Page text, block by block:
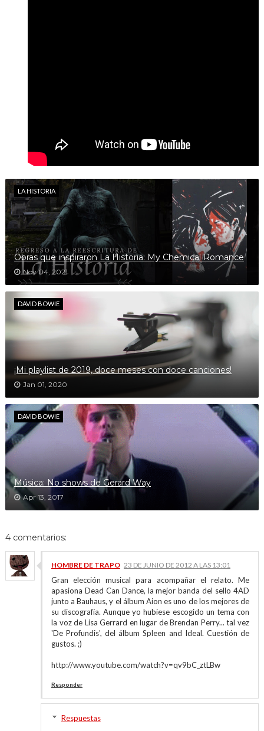
LA HISTORIA
Obras que inspiraron La Historia: My Chemical Romance
Nov 04, 2021
DAVID BOWIE
¡Mi playlist de 2019, doce meses con doce canciones!
Jan 01, 2020
DAVID BOWIE
Música: No shows de Gerard Way
Apr 13, 2017
4 comentarios:
HOMBRE DE TRAPO 23 DE JUNIO DE 2012 A LAS 13:01
Gran elección musical para acompañar el relato. Me
apasiona Dead Can Dance, la mejor banda del sello 4AD
junto a Bauhaus, y el álbum Aion es uno de los mejores de
su discografía. Aunque yo hubiese escogido un tema con
la voz de Lisa Gerrard en lugar de Brendan Perry... tal vez
'De Profundis', del álbum Spleen and Ideal. Cuestión de
gustos. ;)
http://www.youtube.com/watch?v=qv9bC_ztLBw
Responder
Respuestas